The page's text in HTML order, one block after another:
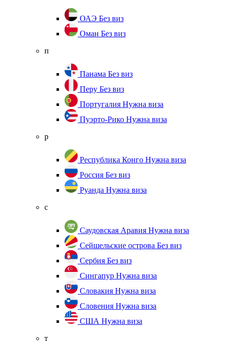
ОАЭ Без виз
Оман Без виз
п
Панама Без виз
Перу Без виз
Португалия Нужна виза
Пуэрто-Рико Нужна виза
р
Республика Конго Нужна виза
Россия Без виз
Руанда Нужна виза
с
Саудовская Аравия Нужна виза
Сейшельские острова Без виз
Сербия Без виз
Сингапур Нужна виза
Словакия Нужна виза
Словения Нужна виза
США Нужна виза
т